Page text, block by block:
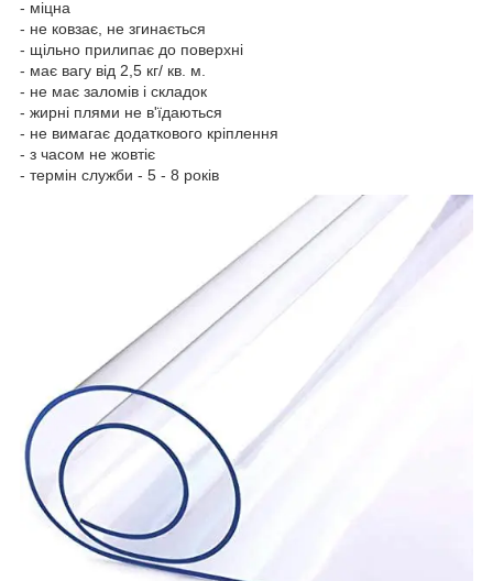
- міцна
- не ковзає, не згинається
- щільно прилипає до поверхні
- має вагу від 2,5 кг/ кв. м.
- не має заломів і складок
- жирні плями не в'їдаються
- не вимагає додаткового кріплення
- з часом не жовтіє
- термін служби - 5 - 8 років